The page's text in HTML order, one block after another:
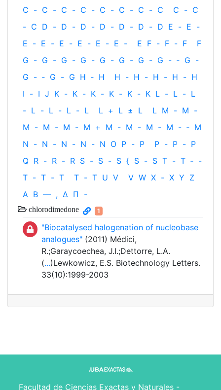
C - C - C - C - C - C - C - C C - C
- C D - D - D - D - D - D - D E - E -
E - E - E - E - E - E - E F - F - F
F
G - G - G - G - G - G - G - G - ‐ G -
G - ‐ G - G H ‐ H H - H - H - H - H
I - I J K - K - K - K - K - K L - L - L
- L - L - L - L L + L ± L L M - M -
M - M - M - M + M - M - M - M - ‐ M
N - N - N - N - N O P - P P - P - P
Q R - R - R S - S - S { S - S T - T ‐ -
T - T - T T - T U V V W X - X Y Z
Α Β — , Δ Π -
chlorodimedone 1
"Biocatalysed halogenation of nucleobase
analogues" (2011) Médici,
R.;Garaycoechea, J.I.;Dettorre, L.A.
(...)Lewkowicz, E.S. Biotechnology Letters.
33(10):1999-2003
Facultad de Ciencias Exactas y Naturales -